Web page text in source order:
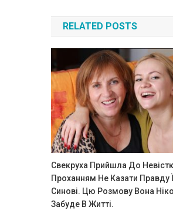
navigation
RELATED POSTS
Свекруха Прийшла До
Проханням Не Казати Правду
Синові. Цю Розмову Вона
Забуде В Житті.